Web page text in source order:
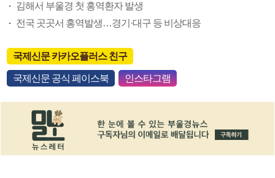
김해서 부울경 첫 홍역환자 발생
전국 곳곳서 홍역발생…경기·대구 등 비상대응
국제신문 카카오플러스 친구
국제신문 공식 페이스북 인스타그램